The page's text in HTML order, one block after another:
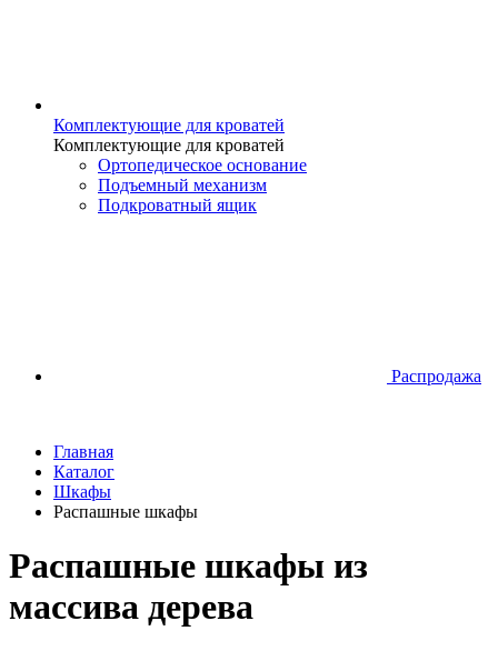
Комплектующие для кроватей
Комплектующие для кроватей
Ортопедическое основание
Подъемный механизм
Подкроватный ящик
Распродажа
Главная
Каталог
Шкафы
Распашные шкафы
Распашные шкафы из
массива дерева